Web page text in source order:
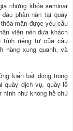
những khóa seminar
phàn nàn tại quầy
mãn được yêu cầu
viên nên đưa khách
tính riêng tư của câu
hàng xung quanh, và
kiến bất đồng trong
quầy dịch vụ, quầy lễ
hình như không hề chú